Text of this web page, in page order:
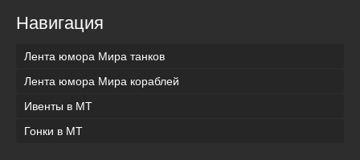
Навигация
Лента юмора Мира танков
Лента юмора Мира кораблей
Ивенты в МТ
Гонки в МТ